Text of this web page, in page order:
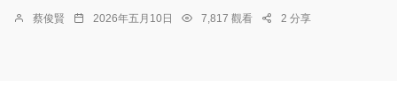
蔡俊賢 2026年五月10日 7,817 觀看 2 分享